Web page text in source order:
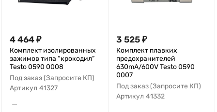
4 464₽
Комплект изолированных
зажимов типа “крокодил”
Testo 0590 0008
Под заказ (Запросите КП)
Артикул 41327
—
3 525₽
Комплект плавких
предохранителей
630mA/600V Testo 0590
0007
Под заказ (Запросите КП)
Артикул 41332